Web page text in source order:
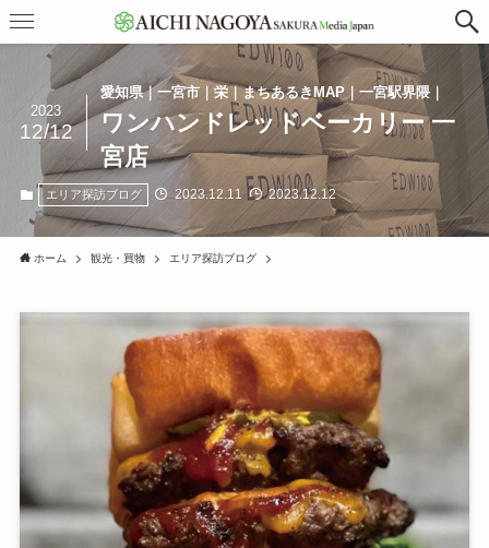
愛知県｜一宮市｜栄｜まちあるきMAP｜一宮駅界隈｜
ワンハンドレッドベーカリー 一
宮店
2023
12/12
エリア探訪ブログ 2023.12.11 2023.12.12
ホーム 観光・買物 エリア探訪ブログ